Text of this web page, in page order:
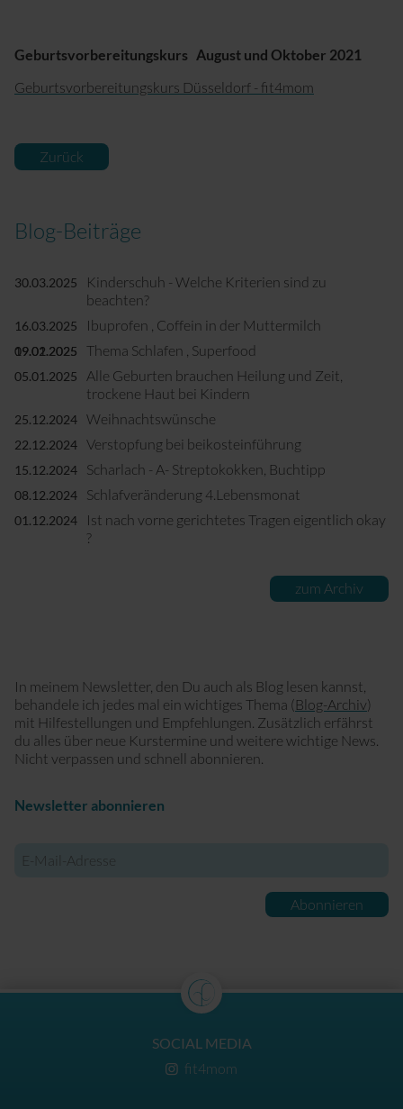
Geburtsvorbereitungskurs August und Oktober 2021
Geburtsvorbereitungskurs Düsseldorf - fit4mom
Zurück
Blog-Beiträge
30.03.2025
Kinderschuh - Welche Kriterien sind zu
beachten?
16.03.2025 Ibuprofen , Coffein in der Muttermilch
09.02.2025
19.01.2025 Thema Schlafen , Superfood
05.01.2025
Alle Geburten brauchen Heilung und Zeit,
trockene Haut bei Kindern
25.12.2024 Weihnachtswünsche
22.12.2024 Verstopfung bei beikosteinführung
15.12.2024 Scharlach - A- Streptokokken, Buchtipp
08.12.2024 Schlafveränderung 4.Lebensmonat
01.12.2024
Ist nach vorne gerichtetes Tragen eigentlich okay
?
zum Archiv
In meinem Newsletter, den Du auch als Blog lesen kannst,
behandele ich jedes mal ein wichtiges Thema (Blog-Archiv)
mit Hilfestellungen und Empfehlungen. Zusätzlich erfährst
du alles über neue Kurstermine und weitere wichtige News.
Nicht verpassen und schnell abonnieren.
Newsletter abonnieren
Mail-
Abonnieren
SOCIAL MEDIA
fit4mom